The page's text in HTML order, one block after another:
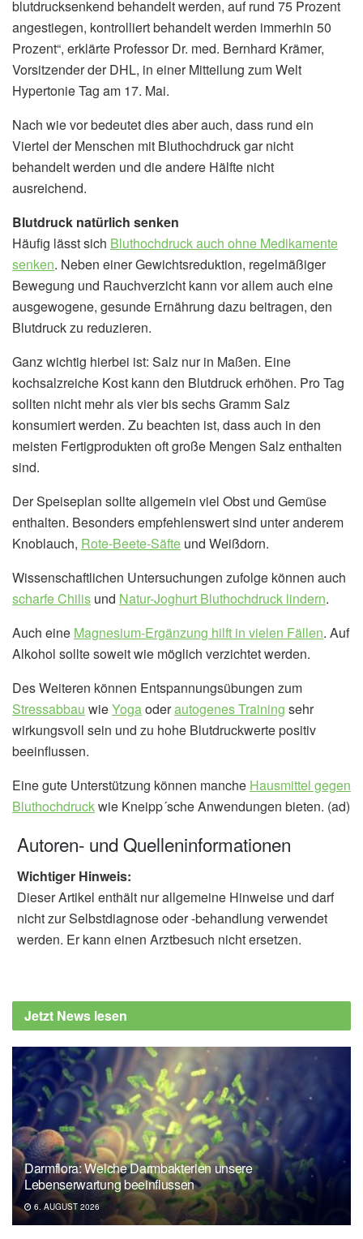
blutdrucksenkend behandelt werden, auf rund 75 Prozent
angestiegen, kontrolliert behandelt werden immerhin 50
Prozent“, erklärte Professor Dr. med. Bernhard Krämer,
Vorsitzender der DHL, in einer Mitteilung zum Welt
Hypertonie Tag am 17. Mai.
Nach wie vor bedeutet dies aber auch, dass rund ein
Viertel der Menschen mit Bluthochdruck gar nicht
behandelt werden und die andere Hälfte nicht
ausreichend.
Blutdruck natürlich senken
Häufig lässt sich Bluthochdruck auch ohne Medikamente
senken. Neben einer Gewichtsreduktion, regelmäßiger
Bewegung und Rauchverzicht kann vor allem auch eine
ausgewogene, gesunde Ernährung dazu beitragen, den
Blutdruck zu reduzieren.
Ganz wichtig hierbei ist: Salz nur in Maßen. Eine
kochsalzreiche Kost kann den Blutdruck erhöhen. Pro Tag
sollten nicht mehr als vier bis sechs Gramm Salz
konsumiert werden. Zu beachten ist, dass auch in den
meisten Fertigprodukten oft große Mengen Salz enthalten
sind.
Der Speiseplan sollte allgemein viel Obst und Gemüse
enthalten. Besonders empfehlenswert sind unter anderem
Knoblauch, Rote-Beete-Säfte und Weißdorn.
Wissenschaftlichen Untersuchungen zufolge können auch
scharfe Chilis und Natur-Joghurt Bluthochdruck lindern.
Auch eine Magnesium-Ergänzung hilft in vielen Fällen. Auf
Alkohol sollte soweit wie möglich verzichtet werden.
Des Weiteren können Entspannungsübungen zum
Stressabbau wieYogaoderautogenes Training sehr
wirkungsvoll sein und zu hohe Blutdruckwerte positiv
beeinflussen.
Eine gute Unterstützung können manche Hausmittel gegen
Bluthochdruckwie Kneipp´sche Anwendungen bieten. (ad)
Autoren- und Quelleninformationen
Wichtiger Hinweis:
Dieser Artikel enthält nur allgemeine Hinweise und darf
nicht zur Selbstdiagnose oder -behandlung verwendet
werden. Er kann einen Arztbesuch nicht ersetzen.
Jetzt News lesen
Darmflora: Welche Darmbakterien unsere
Lebenserwartung beeinflussen
6. AUGUST 2026